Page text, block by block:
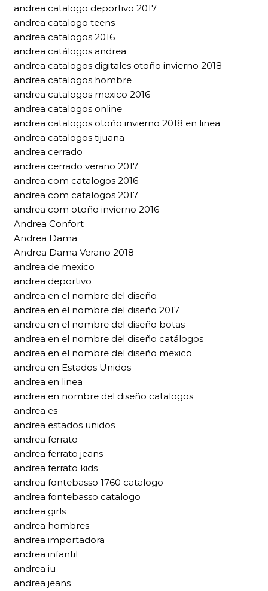
andrea catalogo deportivo 2017
andrea catalogo teens
andrea catalogos 2016
andrea catálogos andrea
andrea catalogos digitales otoño invierno 2018
andrea catalogos hombre
andrea catalogos mexico 2016
andrea catalogos online
andrea catalogos otoño invierno 2018 en linea
andrea catalogos tijuana
andrea cerrado
andrea cerrado verano 2017
andrea com catalogos 2016
andrea com catalogos 2017
andrea com otoño invierno 2016
Andrea Confort
Andrea Dama
Andrea Dama Verano 2018
andrea de mexico
andrea deportivo
andrea en el nombre del diseño
andrea en el nombre del diseño 2017
andrea en el nombre del diseño botas
andrea en el nombre del diseño catálogos
andrea en el nombre del diseño mexico
andrea en Estados Unidos
andrea en linea
andrea en nombre del diseño catalogos
andrea es
andrea estados unidos
andrea ferrato
andrea ferrato jeans
andrea ferrato kids
andrea fontebasso 1760 catalogo
andrea fontebasso catalogo
andrea girls
andrea hombres
andrea importadora
andrea infantil
andrea iu
andrea jeans